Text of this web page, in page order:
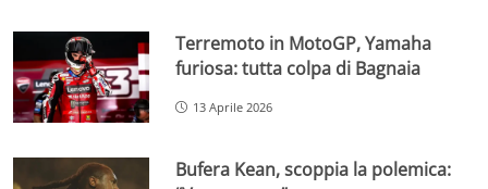
Terremoto in MotoGP, Yamaha
furiosa: tutta colpa di Bagnaia
13 Aprile 2026
Bufera Kean, scoppia la polemica: